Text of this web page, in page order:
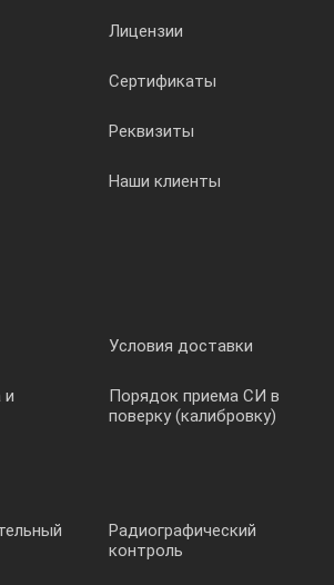
Лицензии
Сертификаты
Реквизиты
Наши клиенты
Условия доставки
и
Порядок приема СИ в
поверку (калибровку)
Радиографический
контроль